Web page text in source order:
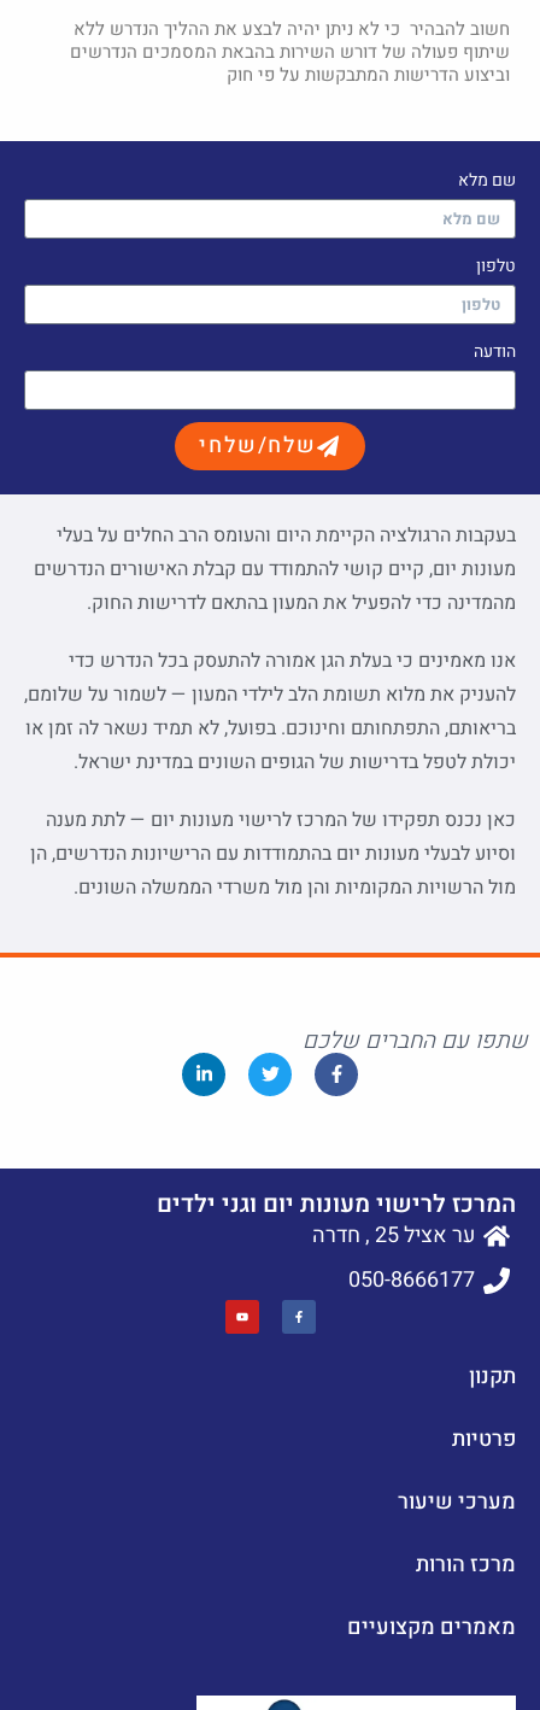
חשוב להבהיר כי לא ניתן יהיה לבצע את ההליך הנדרש ללא
שיתוף פעולה של דורש השירות בהבאת המסמכים הנדרשים
וביצוע הדרישות המתבקשות על פי חוק
שם מלא
טלפון
הודעה
שלח/שלחי
בעקבות הרגולציה הקיימת היום והעומס הרב החלים על בעלי
מעונות יום, קיים קושי להתמודד עם קבלת האישורים הנדרשים
מהמדינה כדי להפעיל את המעון בהתאם לדרישות החוק.
אנו מאמינים כי בעלת הגן אמורה להתעסק בכל הנדרש כדי
להעניק את מלוא תשומת הלב לילדי המעון — לשמור על שלומם,
בריאותם, התפתחותם וחינוכם. בפועל, לא תמיד נשאר לה זמן או
יכולת לטפל בדרישות של הגופים השונים במדינת ישראל.
כאן נכנס תפקידו של המרכז לרישוי מעונות יום — לתת מענה
וסיוע לבעלי מעונות יום בהתמודדות עם הרישיונות הנדרשים, הן
מול הרשויות המקומיות והן מול משרדי הממשלה השונים.
שתפו עם החברים שלכם
המרכז לרישוי מעונות יום וגני ילדים
ער אציל 25 , חדרה
050-8666177
תקנון
פרטיות
מערכי שיעור
מרכז הורות
מאמרים מקצועיים